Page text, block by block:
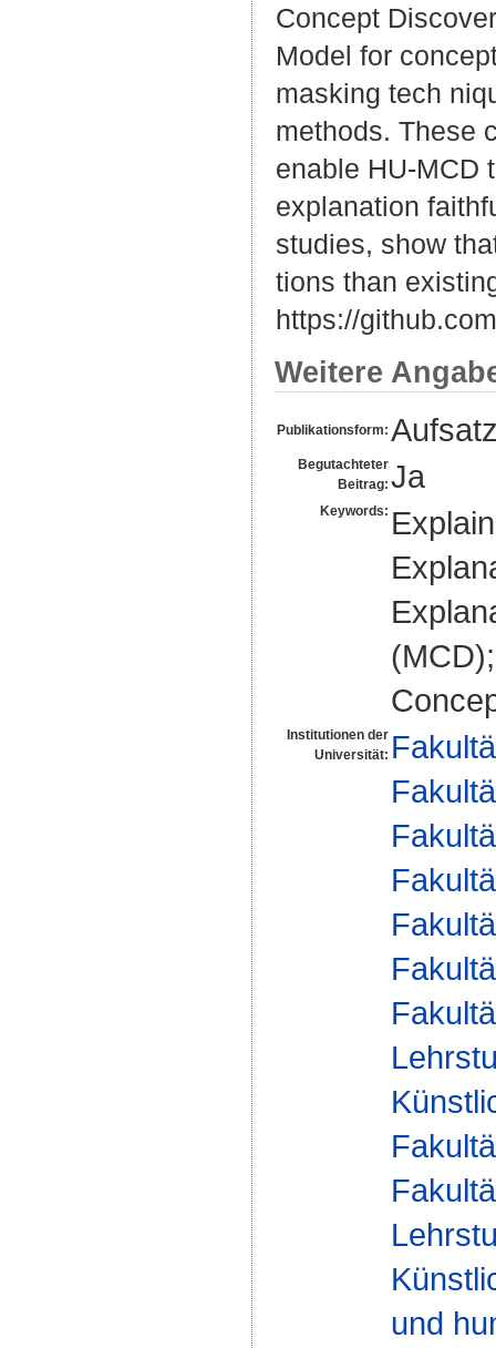
Concept
Model for
masking tech
methods. These
enable HU-MCD
explanation
studies, show
tions than
https://
Weitere
Publikationsform:
Begutachteter
Beitrag: Ja
Keywords:
Institutionen der
Universität:
und